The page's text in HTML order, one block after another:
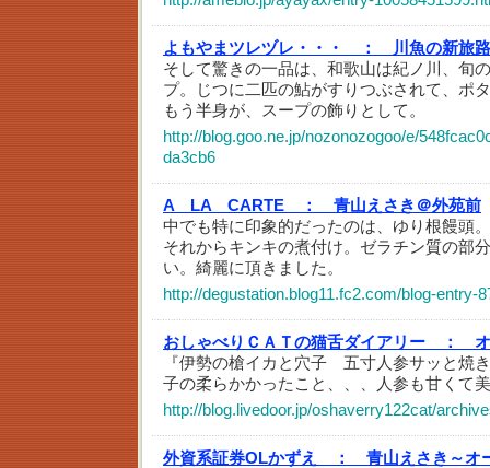
よもやまツレヅレ・・・ ：
川魚の新旅
そして驚きの一品は、和歌山は紀ノ川、旬
プ。じつに二匹の鮎がすりつぶされて、ポ
もう半身が、スープの飾りとして。
http://blog.goo.ne.jp/nozonozogoo/e/
da3cb6
A LA CARTE ：
青山えさき＠外苑前
中でも特に印象的だったのは、ゆり根饅頭
それからキンキの煮付け。ゼラチン質の部
い。綺麗に頂きました。
http://degustation.blog11.fc2.com/blog-entry-
おしゃべりＣＡＴの猫舌ダイアリー ：
『伊勢の槍イカと穴子 五寸人参サッと焼
子の柔らかかったこと、、、人参も甘くて
http://blog.livedoor.jp/oshaverry122cat/
外資系証券OLかずえ ：
青山えさき～オ